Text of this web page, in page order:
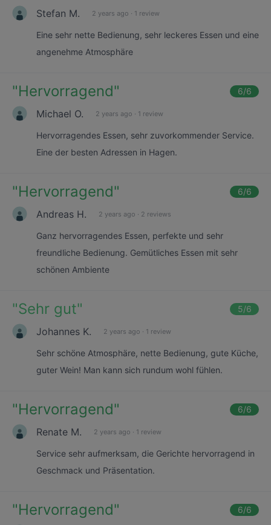
Stefan M. 2 years ago · 1 review
Eine sehr nette Bedienung, sehr leckeres Essen und eine
angenehme Atmosphäre
"Hervorragend" 6/6
Michael O. 2 years ago · 1 review
Hervorragendes Essen, sehr zuvorkommender Service.
Eine der besten Adressen in Hagen.
"Hervorragend" 6/6
Andreas H. 2 years ago · 2 reviews
Ganz hervorragendes Essen, perfekte und sehr
freundliche Bedienung. Gemütliches Essen mit sehr
schönen Ambiente
"Sehr gut" 5/6
Johannes K. 2 years ago · 1 review
Sehr schöne Atmosphäre, nette Bedienung, gute Küche,
guter Wein! Man kann sich rundum wohl fühlen.
"Hervorragend" 6/6
Renate M. 2 years ago · 1 review
Service sehr aufmerksam, die Gerichte hervorragend in
Geschmack und Präsentation.
"Hervorragend" 6/6